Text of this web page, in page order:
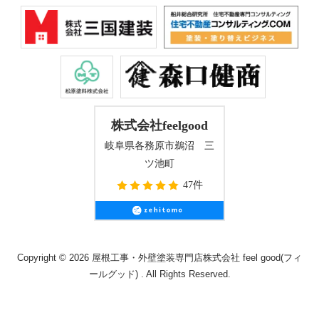
株式会社feelgood
岐阜県各務原市鵜沼 三
ツ池町
47件
Copyright © 2026 屋根工事・外壁塗装専門店株式会社 feel good(フィ
ールグッド) . All Rights Reserved.